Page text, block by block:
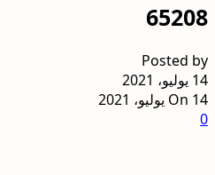
65208
Posted by
14 يوليو، 2021
On 14 يوليو، 2021
0